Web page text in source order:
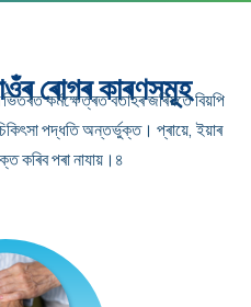
ৰোগৰ কাৰণসমূহ
কৰ্মক্ষেত্ৰত বতাহৰ জৰিয়তে বিয়পি
পদ্ধতি অন্তৰ্ভুক্ত। প্ৰায়ে, ইয়াৰ
কৰিব পৰা নাযায়।৪